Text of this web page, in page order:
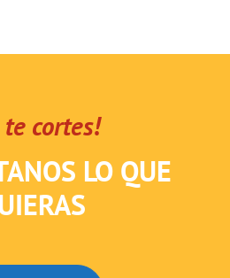
te cortes!
LO QUE